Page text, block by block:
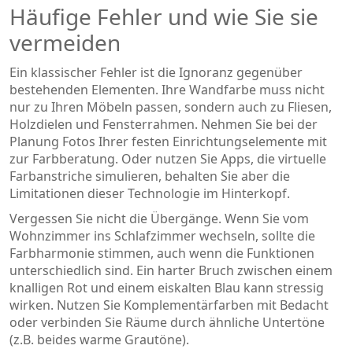
Häufige Fehler und wie Sie sie
vermeiden
Ein klassischer Fehler ist die Ignoranz gegenüber
bestehenden Elementen. Ihre Wandfarbe muss nicht
nur zu Ihren Möbeln passen, sondern auch zu Fliesen,
Holzdielen und Fensterrahmen. Nehmen Sie bei der
Planung Fotos Ihrer festen Einrichtungselemente mit
zur Farbberatung. Oder nutzen Sie Apps, die virtuelle
Farbanstriche simulieren, behalten Sie aber die
Limitationen dieser Technologie im Hinterkopf.
Vergessen Sie nicht die Übergänge. Wenn Sie vom
Wohnzimmer ins Schlafzimmer wechseln, sollte die
Farbharmonie stimmen, auch wenn die Funktionen
unterschiedlich sind. Ein harter Bruch zwischen einem
knalligen Rot und einem eiskalten Blau kann stressig
wirken. Nutzen Sie Komplementärfarben mit Bedacht
oder verbinden Sie Räume durch ähnliche Untertöne
(z.B. beides warme Grautöne).